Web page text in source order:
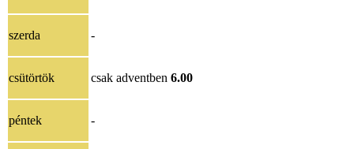
szerda -
csütörtök csak adventben 6.00
péntek -